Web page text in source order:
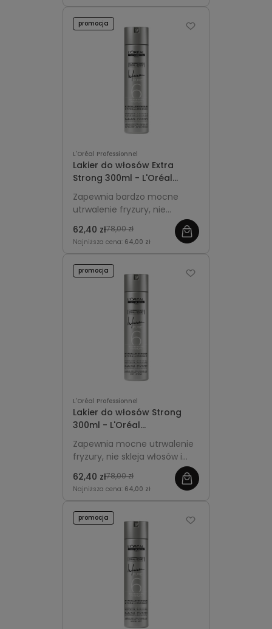
L'Oréal Professionnel
Lakier do włosów Extra
Strong 300ml - L'Oréal
Professionnel Infinium Pure
Zapewnia bardzo mocne
utrwalenie fryzury, nie
obciąża włosów i pozostawia
naturalny wygląd bez efektu
sztywności.
62,40 zł78,00 zł
Najniższa cena: 64,00 zł
promocja
L'Oréal Professionnel
Lakier do włosów Strong
300ml - L'Oréal
Professionnel Infinium Pure
Zapewnia mocne utrwalenie
fryzury, nie skleja włosów i
gwarantuje naturalny wygląd
z pełną swobodą ruchu.
62,40 zł78,00 zł
Najniższa cena: 64,00 zł
promocja
promocja